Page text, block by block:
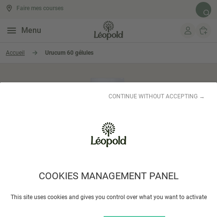
COOKIES MANAGEMENT PANEL
This site uses cookies and gives you control over what you want to activate
CONTINUE WITHOUT ACCEPTING →
Aller au contenu
Menu
Faire mes courses
Accueil Urucum 60 gélules